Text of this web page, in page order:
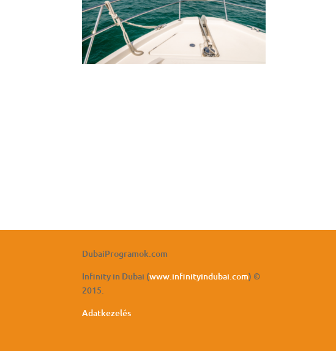
DubaiProgramok.com
Infinity in Dubai (www.infinityindubai.com) ©
2015.
Adatkezelés